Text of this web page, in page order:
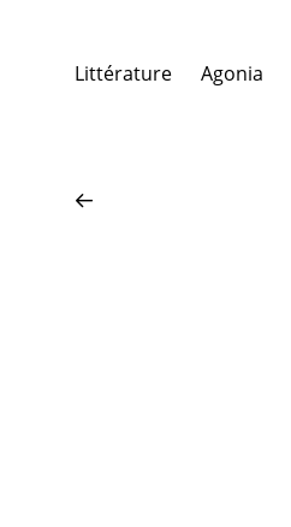
Littérature Agonia